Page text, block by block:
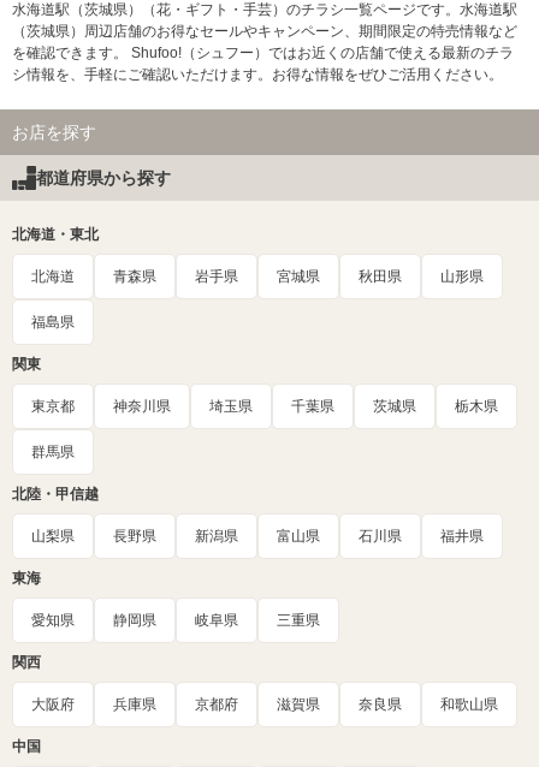
水海道駅（茨城県）（花・ギフト・手芸）のチラシ一覧ページです。水海道駅
（茨城県）周辺店舗のお得なセールやキャンペーン、期間限定の特売情報など
を確認できます。 Shufoo!（シュフー）ではお近くの店舗で使える最新のチラ
シ情報を、手軽にご確認いただけます。お得な情報をぜひご活用ください。
お店を探す
都道府県から探す
北海道・東北
北海道 青森県 岩手県 宮城県 秋田県 山形県
福島県
関東
東京都 神奈川県 埼玉県 千葉県 茨城県 栃木県
群馬県
北陸・甲信越
山梨県 長野県 新潟県 富山県 石川県 福井県
東海
愛知県 静岡県 岐阜県 三重県
関西
大阪府 兵庫県 京都府 滋賀県 奈良県 和歌山県
中国